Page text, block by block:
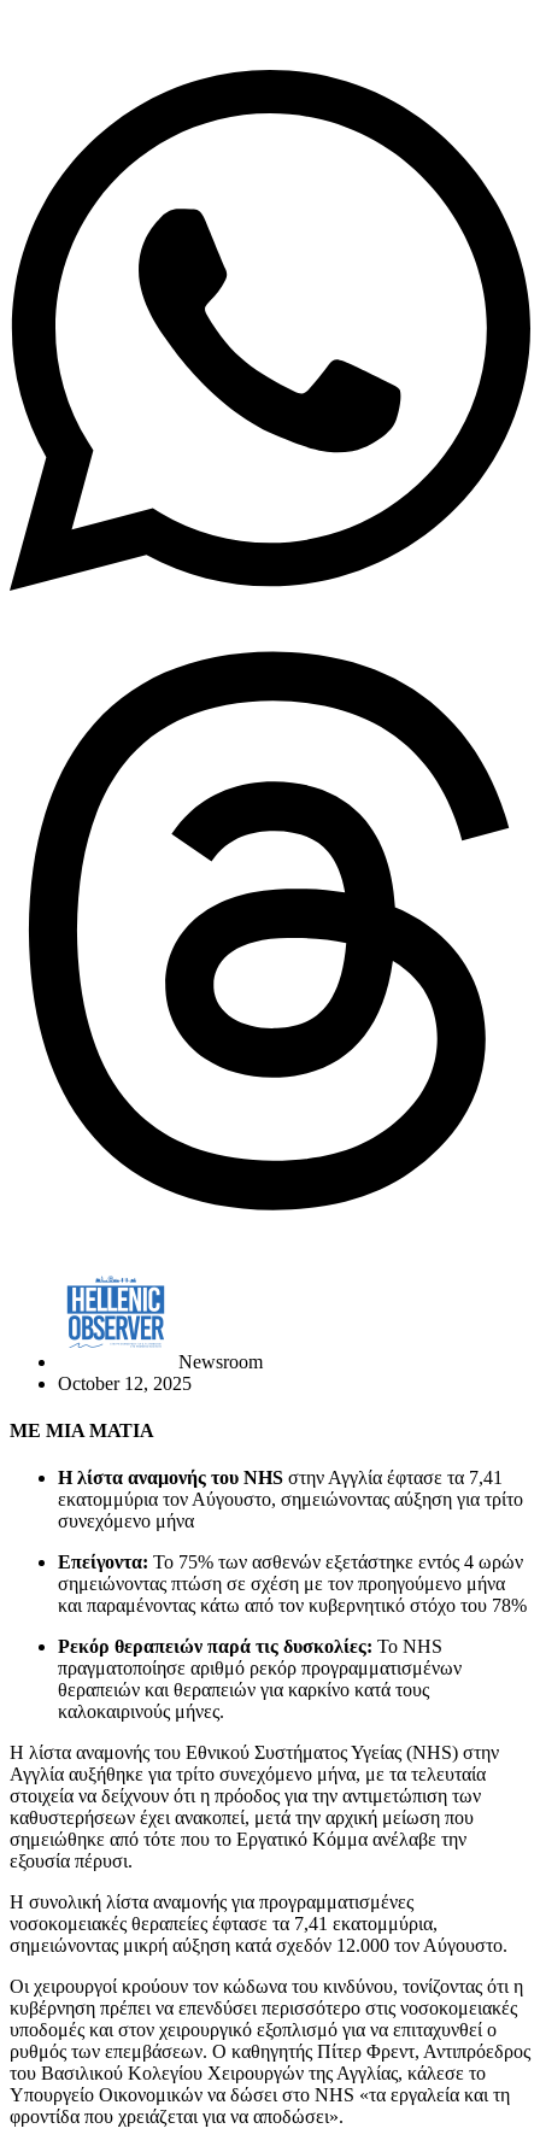
Newsroom
October 12, 2025
ΜΕ ΜΙΑ ΜΑΤΙΑ
Η λίστα αναμονής του NHS στην Αγγλία έφτασε τα 7,41
εκατομμύρια τον Αύγουστο, σημειώνοντας αύξηση για τρίτο
συνεχόμενο μήνα
Επείγοντα: Το 75% των ασθενών εξετάστηκε εντός 4 ωρών
σημειώνοντας πτώση σε σχέση με τον προηγούμενο μήνα
και παραμένοντας κάτω από τον κυβερνητικό στόχο του 78%
Ρεκόρ θεραπειών παρά τις δυσκολίες: Το NHS
πραγματοποίησε αριθμό ρεκόρ προγραμματισμένων
θεραπειών και θεραπειών για καρκίνο κατά τους
καλοκαιρινούς μήνες.
Η λίστα αναμονής του Εθνικού Συστήματος Υγείας (NHS) στην
Αγγλία αυξήθηκε για τρίτο συνεχόμενο μήνα, με τα τελευταία
στοιχεία να δείχνουν ότι η πρόοδος για την αντιμετώπιση των
καθυστερήσεων έχει ανακοπεί, μετά την αρχική μείωση που
σημειώθηκε από τότε που το Εργατικό Κόμμα ανέλαβε την
εξουσία πέρυσι.
Η συνολική λίστα αναμονής για προγραμματισμένες
νοσοκομειακές θεραπείες έφτασε τα 7,41 εκατομμύρια,
σημειώνοντας μικρή αύξηση κατά σχεδόν 12.000 τον Αύγουστο.
Οι χειρουργοί κρούουν τον κώδωνα του κινδύνου, τονίζοντας ότι η
κυβέρνηση πρέπει να επενδύσει περισσότερο στις νοσοκομειακές
υποδομές και στον χειρουργικό εξοπλισμό για να επιταχυνθεί ο
ρυθμός των επεμβάσεων. Ο καθηγητής Πίτερ Φρεντ, Αντιπρόεδρος
του Βασιλικού Κολεγίου Χειρουργών της Αγγλίας, κάλεσε το
Υπουργείο Οικονομικών να δώσει στο NHS «τα εργαλεία και τη
φροντίδα που χρειάζεται για να αποδώσει».